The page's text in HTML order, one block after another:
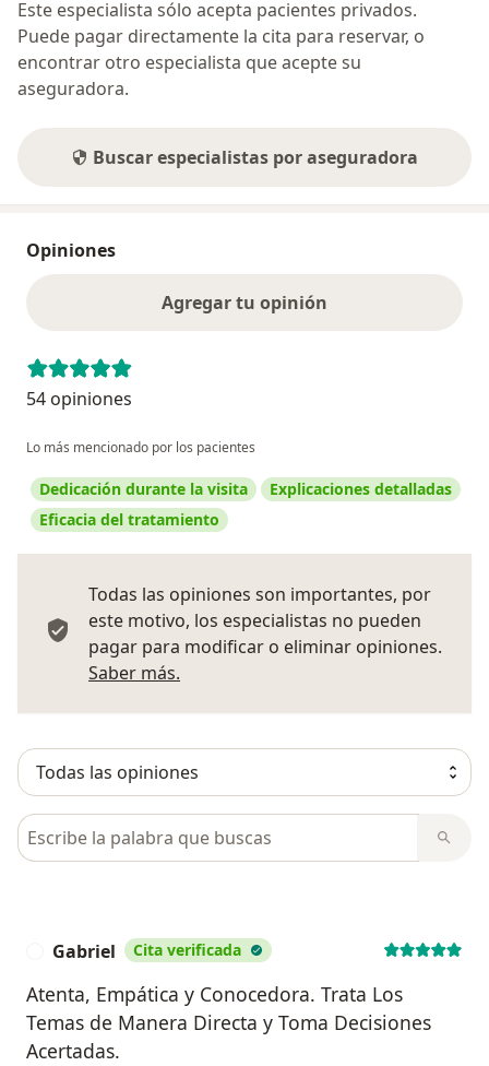
Este especialista sólo acepta pacientes privados.
Puede pagar directamente la cita para reservar, o
encontrar otro especialista que acepte su
aseguradora.
Buscar especialistas por aseguradora
Opiniones
Agregar tu opinión
54 opiniones
Lo más mencionado por los pacientes
Dedicación durante la visita
Explicaciones detalladas
Eficacia del tratamiento
Todas las opiniones son importantes, por
este motivo, los especialistas no pueden
pagar para modificar o eliminar opiniones.
Saber más.
Busca en opiniones
Gabriel Cita verificada
Atenta, Empática y Conocedora. Trata Los
Temas de Manera Directa y Toma Decisiones
Acertadas.